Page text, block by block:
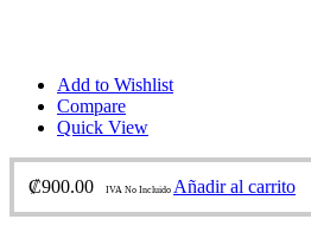
Add to Wishlist
Compare
Quick View
₡900.00 IVA No Incluido Añadir al carrito